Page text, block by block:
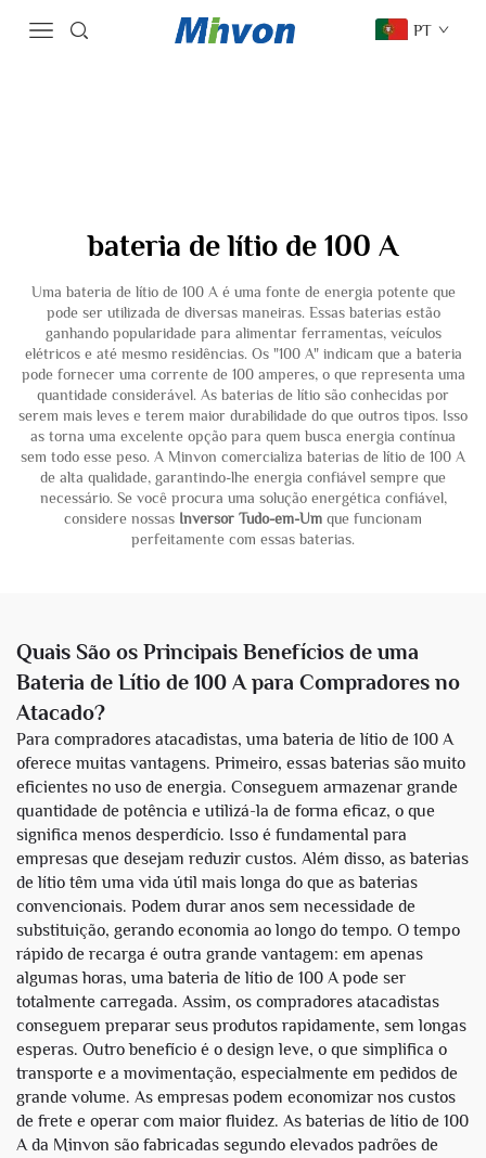
PT
bateria de lítio de 100 A
Uma bateria de lítio de 100 A é uma fonte de energia potente que
pode ser utilizada de diversas maneiras. Essas baterias estão
ganhando popularidade para alimentar ferramentas, veículos
elétricos e até mesmo residências. Os "100 A" indicam que a bateria
pode fornecer uma corrente de 100 amperes, o que representa uma
quantidade considerável. As baterias de lítio são conhecidas por
serem mais leves e terem maior durabilidade do que outros tipos. Isso
as torna uma excelente opção para quem busca energia contínua
sem todo esse peso. A Minvon comercializa baterias de lítio de 100 A
de alta qualidade, garantindo-lhe energia confiável sempre que
necessário. Se você procura uma solução energética confiável,
considere nossas Inversor Tudo-em-Um que funcionam
perfeitamente com essas baterias.
Quais São os Principais Benefícios de uma
Bateria de Lítio de 100 A para Compradores no
Atacado?
Para compradores atacadistas, uma bateria de lítio de 100 A
oferece muitas vantagens. Primeiro, essas baterias são muito
eficientes no uso de energia. Conseguem armazenar grande
quantidade de potência e utilizá-la de forma eficaz, o que
significa menos desperdício. Isso é fundamental para
empresas que desejam reduzir custos. Além disso, as baterias
de lítio têm uma vida útil mais longa do que as baterias
convencionais. Podem durar anos sem necessidade de
substituição, gerando economia ao longo do tempo. O tempo
rápido de recarga é outra grande vantagem: em apenas
algumas horas, uma bateria de lítio de 100 A pode ser
totalmente carregada. Assim, os compradores atacadistas
conseguem preparar seus produtos rapidamente, sem longas
esperas. Outro benefício é o design leve, o que simplifica o
transporte e a movimentação, especialmente em pedidos de
grande volume. As empresas podem economizar nos custos
de frete e operar com maior fluidez. As baterias de lítio de 100
A da Minvon são fabricadas segundo elevados padrões de